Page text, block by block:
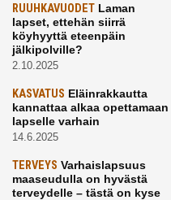
RUUHKAVUODET Laman
lapset, ettehän siirrä
köyhyyttä eteenpäin
jälkipolville?
2.10.2025
KASVATUS Eläinrakkautta
kannattaa alkaa opettamaan
lapselle varhain
14.6.2025
TERVEYS Varhaislapsuus
maaseudulla on hyvästä
terveydelle – tästä on kyse